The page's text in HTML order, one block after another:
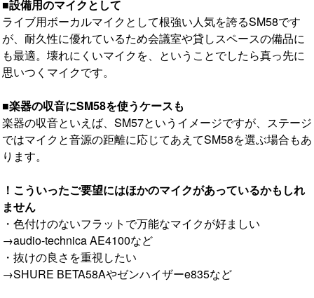
■設備用のマイクとして
ライブ用ボーカルマイクとして根強い人気を誇るSM58です
が、耐久性に優れているため会議室や貸しスペースの備品に
も最適。壊れにくいマイクを、ということでしたら真っ先に
思いつくマイクです。
■楽器の収音にSM58を使うケースも
楽器の収音といえば、SM57というイメージですが、ステージ
ではマイクと音源の距離に応じてあえてSM58を選ぶ場合もあ
ります。
！こういったご要望にはほかのマイクがあっているかもしれ
ません
・色付けのないフラットで万能なマイクが好ましい
→audio-technica AE4100など
・抜けの良さを重視したい
→SHURE BETA58Aやゼンハイザーe835など